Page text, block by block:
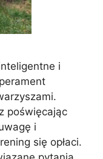
i
poświęcając
i
się opłaci.